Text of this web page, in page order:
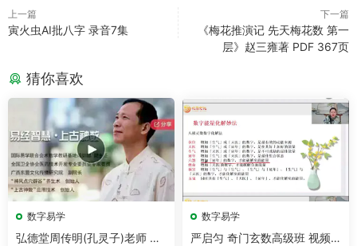
上一篇
寅火虫AI批八字 录音7集
下一篇
《梅花推演记 先天梅花数 第一
层》赵三雍著 PDF 367页
猜你喜欢
数字易学
弘德堂周传明(孔灵子)老师 上
数字易学
严启匀 奇门玄数高级班 视频2